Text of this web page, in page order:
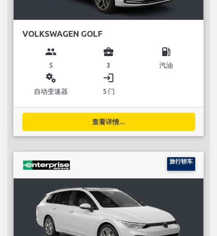
VOLKSWAGEN GOLF
group
5
business_center
3
local_gas_station
汽油
miscellaneous_services
自动变速器
login
5 门
查看详情...
旅行轿车